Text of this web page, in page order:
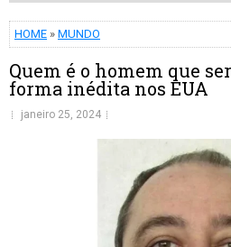
HOME » MUNDO
Quem é o homem que
forma inédita nos EUA
janeiro 25, 2024